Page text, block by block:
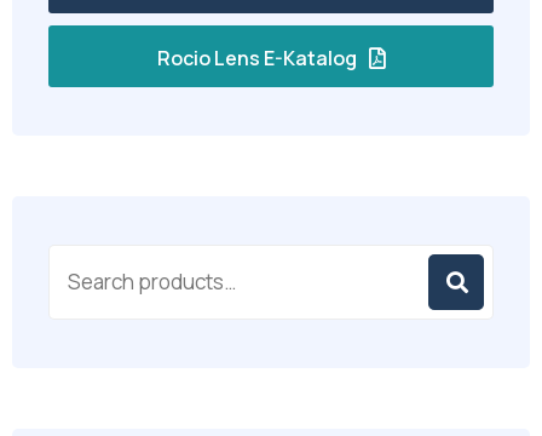
Rocio Lens E-Katalog